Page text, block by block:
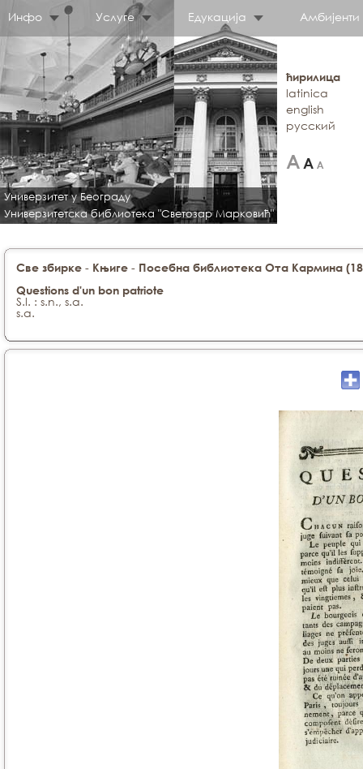
Инфо Услуге Едукација Амбијенти
Универзитет у Београду
Универзитетска библиотека "Светозар Марковић"
ћирилица
latinica
english
русский
Све збирке - Књиге - Посебна библиотека Ота Кармина
Questions d'un bon patriote
S.l. : s.n., s.a.
s.a.